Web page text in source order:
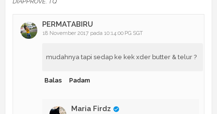
PERMATABIRU
18 November 2017 pada 10:14:00 PG SGT
mudahnya tapi sedap ke kek xder butter & telur ?
Balas Padam
Maria Firdz